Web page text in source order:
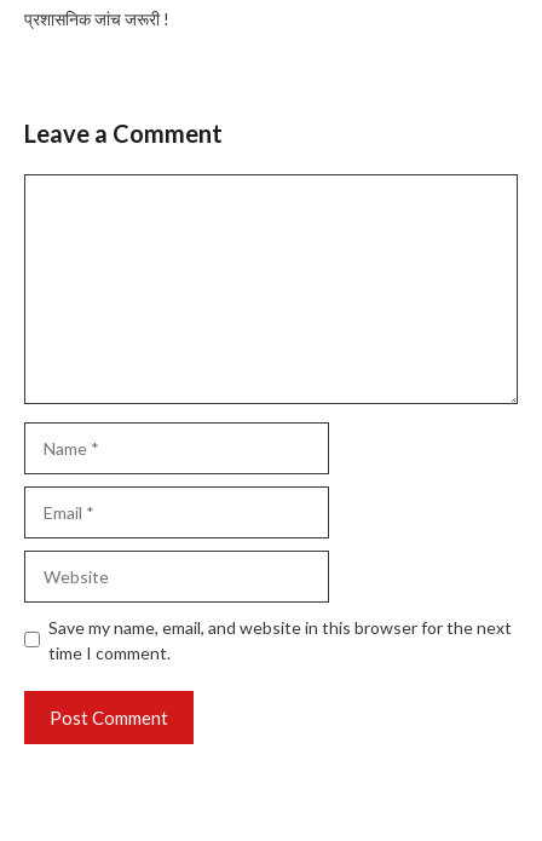
प्रशासनिक जांच जरूरी !
Leave a Comment
Save my name, email, and website in this browser for the next
time I comment.